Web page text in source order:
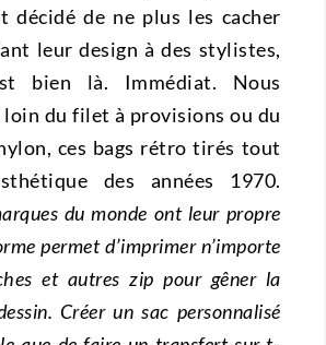
décidé de ne plus les cacher
leur design à des stylistes,
bien là. Immédiat. Nous
loin du filet à provisions ou du
ces bags rétro tirés tout
des années 1970.
du monde ont leur propre
permet d’imprimer n’importe
et autres zip pour gêner la
Créer un sac personnalisé